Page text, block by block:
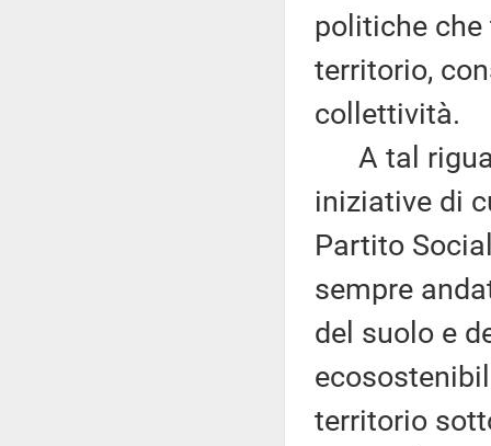
politiche
territorio,
collettività.
A tal
iniziative di
Partito
sempre
del suolo e
territorio